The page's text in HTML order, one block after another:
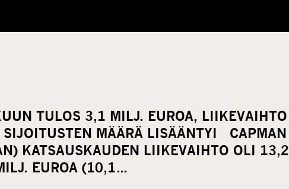
TULOS 3,1 MILJ. EUROA, LIIKEVAIHTO
SIJOITUSTEN MÄÄRÄ LISÄÄNTYI CAPMAN
KATSAUSKAUDEN LIIKEVAIHTO OLI 13,2
EUROA (10,1…